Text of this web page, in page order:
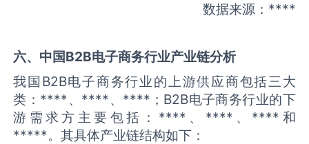
数据来源：****
六、中国B2B电子商务行业产业链分析
我国B2B电子商务行业的上游供应商包括三大
类：****、****、****；B2B电子商务行业的下
游需求方主要包括：****、****、****和
*****。其具体产业链结构如下：